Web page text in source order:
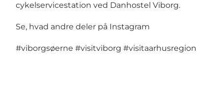
cykelservicestation ved Danhostel Viborg.
Se, hvad andre deler på Instagram
#viborgsøerne #visitviborg #visitaarhusregion